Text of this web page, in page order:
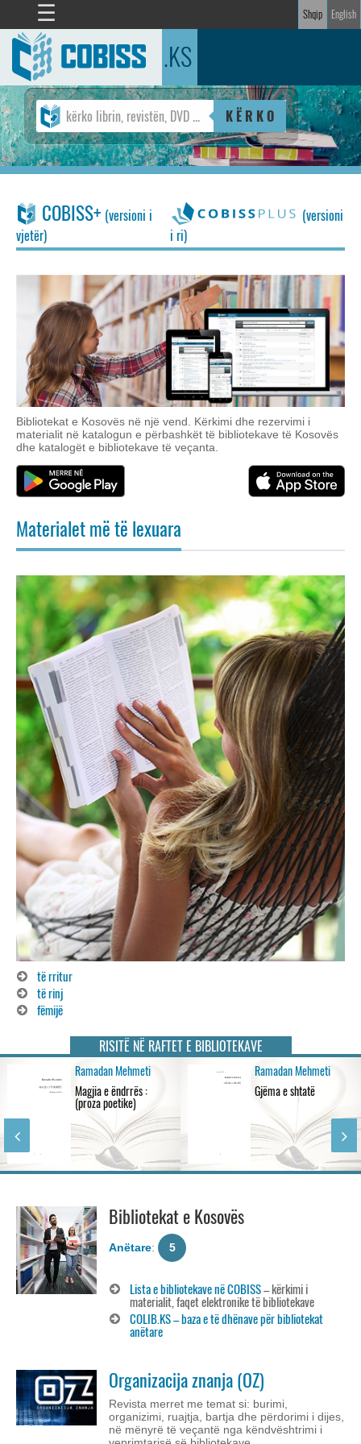
Shqip English
.KS
☰
K Ë R K O
COBISS+ (versioni i
vjetër)
(versioni
i ri)
Bibliotekat e Kosovës në një vend. Kërkimi dhe rezervimi i
materialit në katalogun e përbashkët të bibliotekave të Kosovës
dhe katalogët e bibliotekave të veçanta.
Materialet më të lexuara
të rritur
të rinj
fëmijë
RISITË NË RAFTET E BIBLIOTEKAVE
Ramadan Mehmeti
Magjia e ëndrrës :
(proza poetike)
Ramadan Mehmeti
Gjëma e shtatë
Bibliotekat e Kosovës
Anëtare: 5
Lista e bibliotekave në COBISS– kërkimi i
materialit, faqet elektronike të bibliotekave
COLIB.KS – baza e të dhënave për bibliotekat
anëtare
Organizacija znanja (OZ)
Revista merret me temat si: burimi,
organizimi, ruajtja, bartja dhe përdorimi i dijes,
në mënyrë të veçantë nga këndvështrimi i